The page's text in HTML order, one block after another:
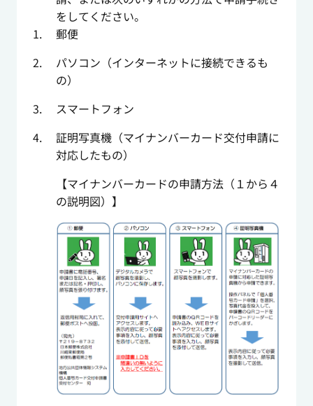
をしてください。
郵便
パソコン（インターネットに接続できるも
の）
スマートフォン
証明写真機（マイナンバーカード交付申請に
対応したもの）
【マイナンバーカードの申請方法（１から４
の説明図）】